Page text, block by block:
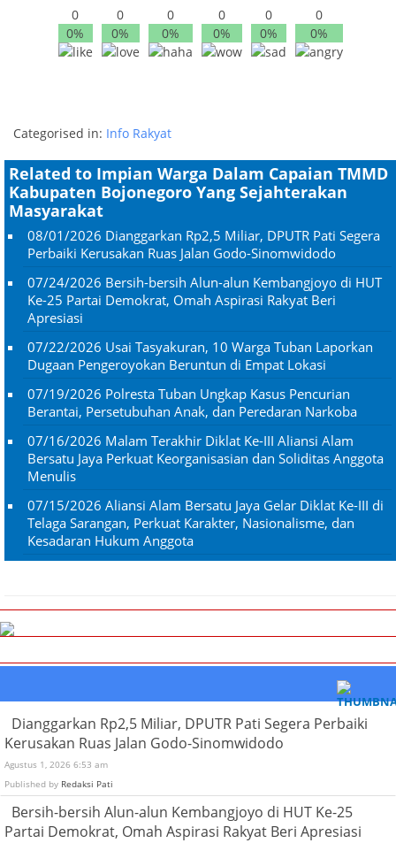
0
0%
0
0%
0
0%
0
0%
0
0%
0
0%
Categorised in: Info Rakyat
Related to Impian Warga Dalam Capaian TMMD
Kabupaten Bojonegoro Yang Sejahterakan
Masyarakat
08/01/2026 Dianggarkan Rp2,5 Miliar, DPUTR Pati Segera
Perbaiki Kerusakan Ruas Jalan Godo-Sinomwidodo
07/24/2026 Bersih-bersih Alun-alun Kembangjoyo di HUT
Ke-25 Partai Demokrat, Omah Aspirasi Rakyat Beri
Apresiasi
07/22/2026 Usai Tasyakuran, 10 Warga Tuban Laporkan
Dugaan Pengeroyokan Beruntun di Empat Lokasi
07/19/2026 Polresta Tuban Ungkap Kasus Pencurian
Berantai, Persetubuhan Anak, dan Peredaran Narkoba
07/16/2026 Malam Terakhir Diklat Ke-III Aliansi Alam
Bersatu Jaya Perkuat Keorganisasian dan Soliditas Anggota
Menulis
07/15/2026 Aliansi Alam Bersatu Jaya Gelar Diklat Ke-III di
Telaga Sarangan, Perkuat Karakter, Nasionalisme, dan
Kesadaran Hukum Anggota
Dianggarkan Rp2,5 Miliar, DPUTR Pati Segera Perbaiki
Kerusakan Ruas Jalan Godo-Sinomwidodo
Agustus 1, 2026 6:53 am
Published by Redaksi Pati
Bersih-bersih Alun-alun Kembangjoyo di HUT Ke-25
Partai Demokrat, Omah Aspirasi Rakyat Beri Apresiasi